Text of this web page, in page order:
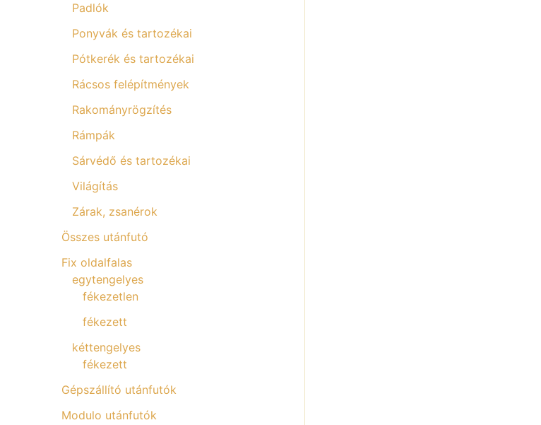
Padlók
Ponyvák és tartozékai
Pótkerék és tartozékai
Rácsos felépítmények
Rakományrögzítés
Rámpák
Sárvédő és tartozékai
Világítás
Zárak, zsanérok
Összes utánfutó
Fix oldalfalas
egytengelyes
fékezetlen
fékezett
kéttengelyes
fékezett
Gépszállító utánfutók
Modulo utánfutók